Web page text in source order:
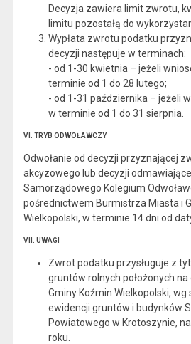
Decyzja zawiera limit zwrotu,
limitu pozostałą do
Wypłata zwrotu podatku
decyzji następuje w terminach:
- od 1-30 kwietnia – jeżeli
terminie od 1 do 28 lutego;
- od 1-31 października – jeżeli
w terminie od 1 do 31 sierpnia.
VI. TRYB ODWOŁAWCZY
Odwołanie od decyzji przyznającej
akcyzowego lub decyzji
Samorządowego Kolegium
pośrednictwem Burmistrza Miasta i
Wielkopolski, w terminie 14 dni od
VII. UWAGI
Zwrot podatku przysługuje z
gruntów rolnych położonych
Gminy Koźmin Wielkopolski,
ewidencji gruntów i budynków
Powiatowego w Krotoszynie,
roku.